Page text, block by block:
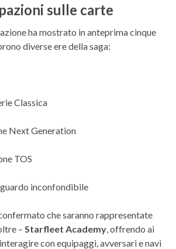
sulle carte
ha mostrato in anteprima cinque
diverse ere della saga:
Classica
Next Generation
TOS
inconfondibile
che saranno rappresentate
– Starfleet Academy, offrendo ai
con equipaggi, avversari e navi